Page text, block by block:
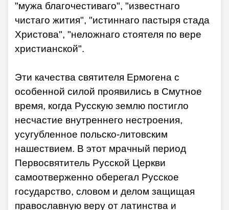
"мужа благочестиваго", "известнаго
чистаго жития", "истиннаго пастыря стада
Христова", "неложнаго стоятеля по вере
христианской".
Эти качества святителя Ермогена с
особенной силой проявились в Смутное
время, когда Русскую землю постигло
несчастие внутреннего нестроения,
усугубленное польско-литовским
нашествием. В этот мрачный период
Первосвятитель Русской Церкви
самоотверженно оберегал Русское
государство, словом и делом защищая
православную веру от латинства и